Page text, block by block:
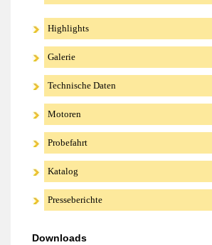
Highlights
Galerie
Technische Daten
Motoren
Probefahrt
Katalog
Presseberichte
Downloads